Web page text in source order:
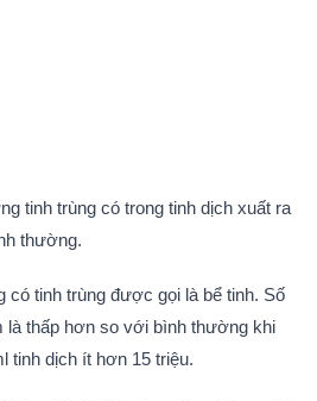
tinh trùng có trong tinh dịch xuất ra
thường.
có tinh trùng được gọi là bể tinh. Số
thấp hơn so với bình thường khi
tinh dịch ít hơn 15 triệu.